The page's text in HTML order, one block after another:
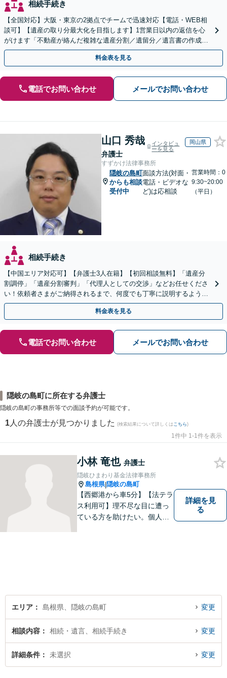
相続手続き
【全国対応】大阪・東京の2拠点でチームで迅速対応【電話・WEB相
談可】【遺産の取り分最大化を目指します】1営業日以内の返信を心
がけます「不動産が絡んだ複雑な遺産分割／遺留分／遺言書の作成・
執行／事業承継など、お任せください」【休日相談あり】
料金表を見る
電話でお問い合わせ メールでお問い合わせ
山口 秀哉
弁護士
インタビュ
ーを見る
岡山県
すずかけ法律事務所
隠岐の島町
からも相談
受付中
面談方法(対面・
電話・ビデオな
ど)は応相談
営業時間：0
9:30~20:00
（平日）
相続手続き
【中国エリア対応可】【弁護士3人在籍】【初回相談無料】「遺産分
割調停」「遺産分割審判」「代理人としての交渉」などお任せくださ
い！依頼者さまがご納得されるまで、何度でも丁寧に説明するよう心
掛けています【土日祝／夜間対応可】【当日／電話相談可】
料金表を見る
電話でお問い合わせ メールでお問い合わせ
隠岐の島町に所在する弁護士
隠岐の島町の事務所等での面談予約が可能です。
1 人の弁護士が見つかりました (検索結果について詳しくは こちら)
1件中 1-1件を表示
小林 竜也 弁護士
隠岐ひまわり基金法律事務所
島根県|隠岐の島町
【西郷港から車5分】【法テラ
ス利用可】理不尽な目に遭っ
ている方を助けたい。個人・
詳細を見
る
エリア 島根県、隠岐の島町 変更
相談内容 相続・遺言、相続手続き 変更
詳細条件 未選択 変更